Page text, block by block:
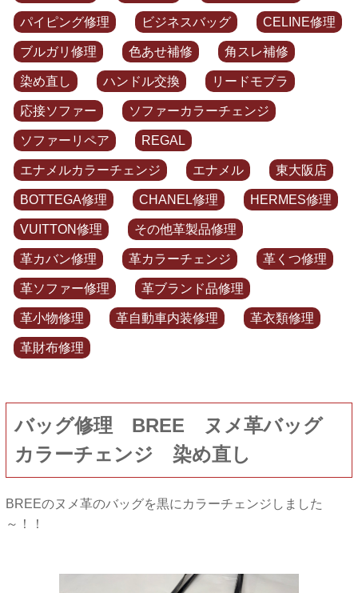
パイピング修理 ビジネスバッグ CELINE修理
ブルガリ修理 色あせ補修 角スレ補修
染め直し ハンドル交換 リードモブラ
応接ソファー ソファーカラーチェンジ
ソファーリペア REGAL
エナメルカラーチェンジ エナメル 東大阪店
BOTTEGA修理 CHANEL修理 HERMES修理
VUITTON修理 その他革製品修理
革カバン修理 革カラーチェンジ 革くつ修理
革ソファー修理 革ブランド品修理
革小物修理 革自動車内装修理 革衣類修理
革財布修理
バッグ修理 BREE ヌメ革バッグ
カラーチェンジ 染め直し
BREEのヌメ革のバッグを黒にカラーチェンジしました
～！！